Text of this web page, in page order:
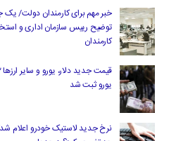
خبر مهم برای کارمندان دولت/
توضیح رییس سازمان اداری و
کارمندان
یورو ثبت شد
نرخ جدید لاستیک خودرو اعلام